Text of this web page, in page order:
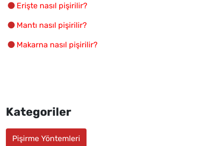
Erişte nasıl pişirilir?
Mantı nasıl pişirilir?
Makarna nasıl pişirilir?
Kategoriler
Pişirme Yöntemleri